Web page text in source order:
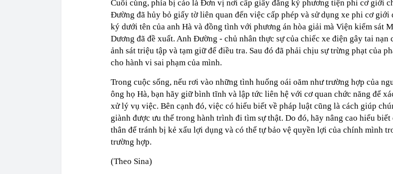
Cuối cùng, phía bị cáo là Đơn vị nơi cấp giấy đăng ký phương tiện phi cơ giới
Đường đã hủy bỏ giấy tờ liên quan đến việc cấp phép và sử dụng xe phi cơ giới
ký dưới tên của anh Hà và đồng tình với phương án hòa giải mà Viện kiểm sát
Dương đã đề xuất. Anh Đường - chủ nhân thực sự của chiếc xe điện gây tai nạn
ảnh sát triệu tập và tạm giữ để điều tra. Sau đó đã phải chịu sự trừng phạt của
cho hành vi sai phạm của mình.
Trong cuộc sống, nếu rơi vào những tình huống oái oăm như trường hợp của
ông họ Hà, bạn hãy giữ bình tĩnh và lập tức liên hệ với cơ quan chức năng để
xử lý vụ việc. Bên cạnh đó, việc có hiểu biết về pháp luật cũng là cách giúp
giành được ưu thế trong hành trình đi tìm sự thật. Do đó, hãy nâng cao hiểu biết
thân để tránh bị kẻ xấu lợi dụng và có thể tự bảo vệ quyền lợi của chính mình
trường hợp.
(Theo Sina)